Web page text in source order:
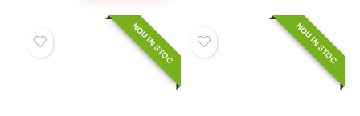
NOU IN STOC NOU IN STOC